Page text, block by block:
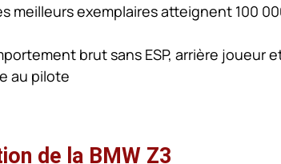
meilleurs exemplaires atteignent 100
brut sans ESP, arrière joueur
au pilote
de la BMW Z3